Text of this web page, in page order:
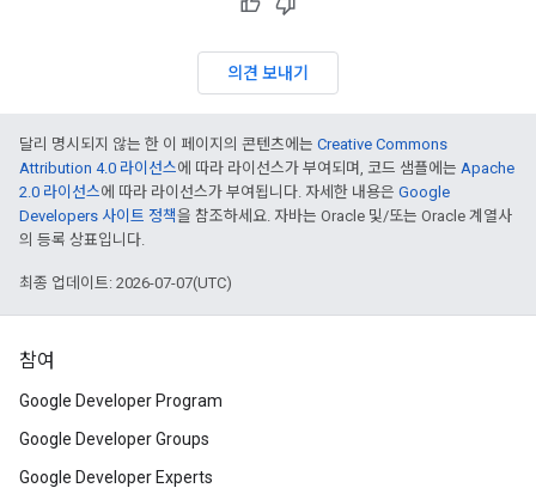
의견 보내기
달리 명시되지 않는 한 이 페이지의 콘텐츠에는 Creative Commons
Attribution 4.0 라이선스에 따라 라이선스가 부여되며, 코드 샘플에는 Apache
2.0 라이선스에 따라 라이선스가 부여됩니다. 자세한 내용은 Google
Developers 사이트 정책을 참조하세요. 자바는 Oracle 및/또는 Oracle 계열사
의 등록 상표입니다.
최종 업데이트: 2026-07-07(UTC)
참여
Google Developer Program
Google Developer Groups
Google Developer Experts